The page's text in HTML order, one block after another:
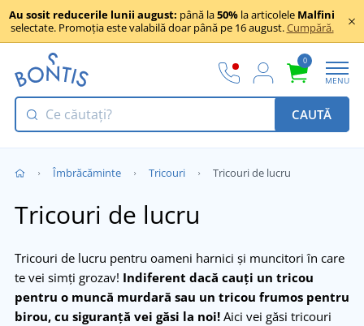
Au sosit reducerile lunii august: până la50% la articolele Malfini
selectate. Promoția este valabilă doar până pe 16 august.Cumpără.
0
MENU
CAUTĂ
Îmbrăcăminte Tricouri Tricouri de lucru
Tricouri de lucru
Tricouri de lucru pentru oameni harnici și muncitori în care
te vei simți grozav! Indiferent dacă cauți un tricou
pentru o muncă murdară sau un tricou frumos pentru
birou, cu siguranță vei găsi la noi! Aici vei găsi tricouri